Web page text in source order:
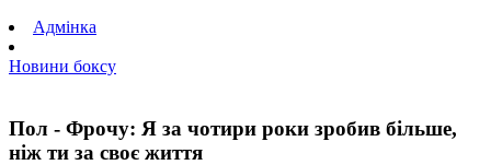
Адмінка
Новини боксу
Пол - Фрочу: Я за чотири роки зробив більше,
ніж ти за своє життя